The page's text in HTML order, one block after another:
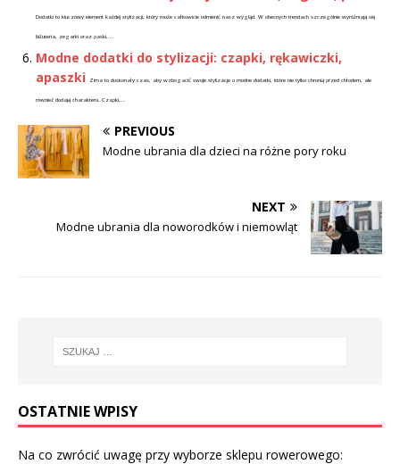
Dodatki to kluczowy element każdej stylizacji, który może całkowicie odmienić nasz wygląd. W obecnych trendach szczególnie wyróżniają się
biżuteria, zegarki oraz paski,...
Modne dodatki do stylizacji: czapki, rękawiczki,
apaszki
Zima to doskonały czas, aby wzbogacić swoje stylizacje o modne dodatki, które nie tylko chronią przed chłodem, ale
również dodają charakteru. Czapki,...
PREVIOUS
Modne ubrania dla dzieci na różne pory roku
NEXT
Modne ubrania dla noworodków i niemowląt
OSTATNIE WPISY
Na co zwrócić uwagę przy wyborze sklepu rowerowego: